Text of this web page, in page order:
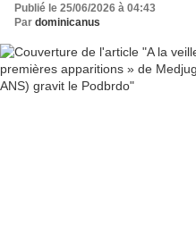
Publié le 25/06/2026 à 04:43
Par dominicanus